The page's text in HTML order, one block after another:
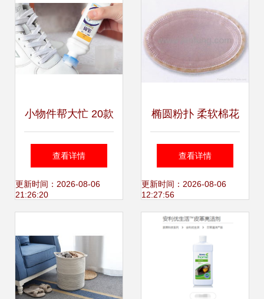
数百万美元融资 奏春之序曲
小物件帮大忙 20款
便宜又实用的家居
好物，提高你的生
查看详情
更新时间：2026-08-06
21:26:20
椭圆粉扑 柔软棉花
糖般的妆面试体
验，让裸妆更贴合
娇嫩肌肤——揭
秘‘家居护理’概念究
竟包藏着怎样的人
查看详情
更新时间：2026-08-06
12:27:56